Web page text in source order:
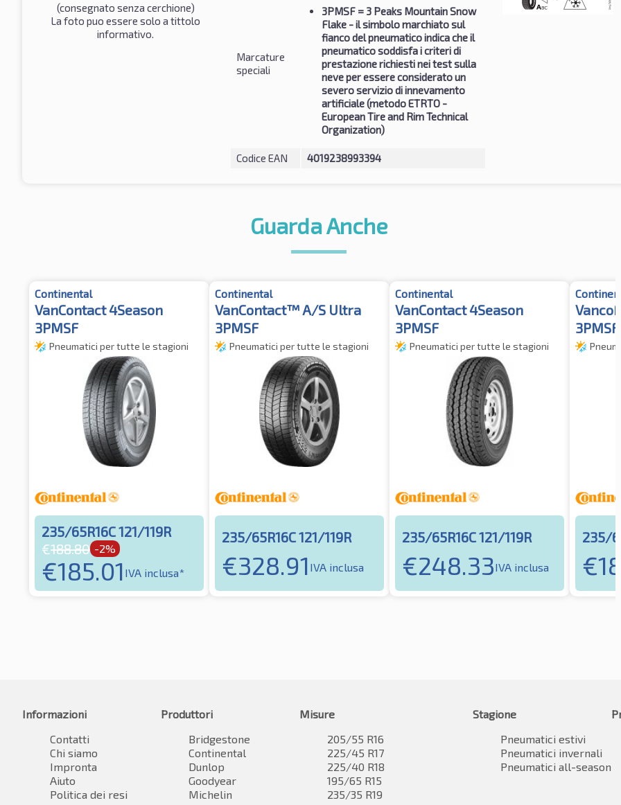
(consegnato senza cerchione)
La foto puo essere solo a tittolo
informativo.
Marcature
speciali
3PMSF= 3 Peaks Mountain Snow
Flake - il simbolo marchiato sul
fianco del pneumatico indica che il
pneumatico soddisfa i criteri di
prestazione richiesti nei test sulla
neve per essere considerato un
severo servizio di innevamento
artificiale (metodo ETRTO -
European Tire and Rim Technical
Organization)
Codice EAN 4019238993394
Guarda Anche
Continental
VanContact 4Season
3PMSF
Pneumatici per tutte le stagioni
235/65R16C 121/119R
€188.80 -2%
€185.01 IVA inclusa*
Continental
VanContact™ A/S Ultra
3PMSF
Pneumatici per tutte le stagioni
235/65R16C 121/119R
€328.91 IVA inclusa
Continental
VanContact 4Season
3PMSF
Pneumatici per tutte le stagioni
235/65R16C 121/119R
€248.33IVA inclusa
3PMSF
235/
€
Informazioni
Contatti
Chi siamo
Impronta
Aiuto
Politica dei resi
Produttori
Bridgestone
Continental
Dunlop
Goodyear
Michelin
Misure
205/55 R16
225/45 R17
225/40 R18
195/65 R15
235/35 R19
Stagione
Pneumatici estivi
Pneumatici invernali
Pneumatici all-season